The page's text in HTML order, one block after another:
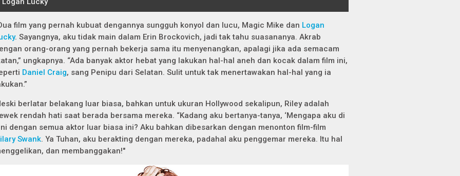
film yang pernah kubuat dengannya sungguh konyol dan lucu, Magic Mike dan Logan
. Sayangnya, aku tidak main dalam Erin Brockovich, jadi tak tahu suasananya. Akrab
orang-orang yang pernah bekerja sama itu menyenangkan, apalagi jika ada semacam
ungkapnya. “Ada banyak aktor hebat yang lakukan hal-hal aneh dan kocak dalam film ini,
Daniel Craig, sang Penipu dari Selatan. Sulit untuk tak menertawakan hal-hal yang ia
berlatar belakang luar biasa, bahkan untuk ukuran Hollywood sekalipun, Riley adalah
rendah hati saat berada bersama mereka. “Kadang aku bertanya-tanya, ‘Mengapa aku di
dengan semua aktor luar biasa ini? Aku bahkan dibesarkan dengan menonton film-film
Swank. Ya Tuhan, aku berakting dengan mereka, padahal aku penggemar mereka. Itu hal
dan membanggakan!"